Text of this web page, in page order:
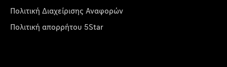
Πολιτική Διαχείρισης Αναφορών
Πολιτική απορρήτου 5Star